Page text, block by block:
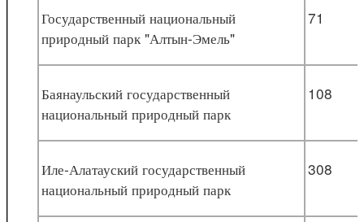
Государственный национальный
природный парк "Алтын-Эмель"
71
Баянаульский государственный
национальный природный парк
108
Иле-Алатауский государственный
национальный природный парк
308